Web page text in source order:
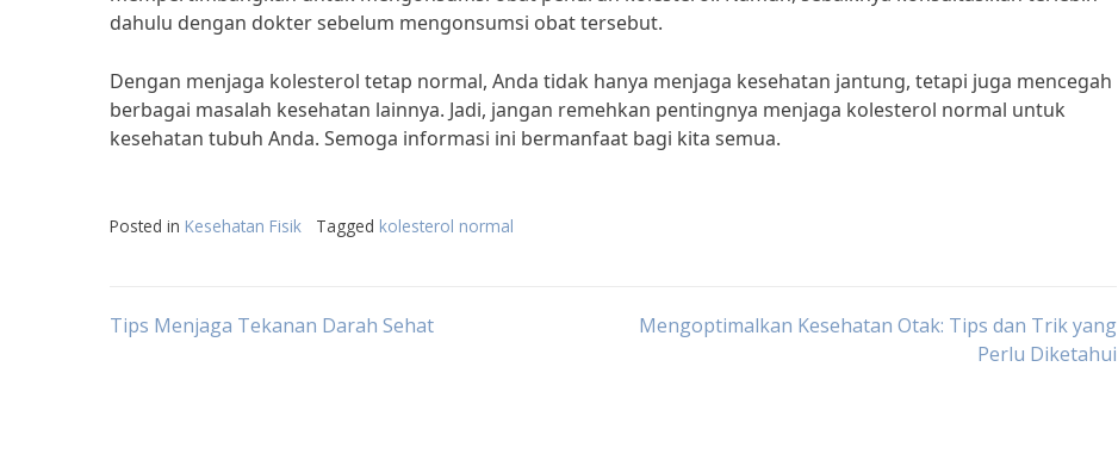
dahulu dengan dokter sebelum mengonsumsi obat tersebut.
Dengan menjaga kolesterol tetap normal, Anda tidak hanya menjaga kesehatan jantung, tetapi juga mencegah
berbagai masalah kesehatan lainnya. Jadi, jangan remehkan pentingnya menjaga kolesterol normal untuk
kesehatan tubuh Anda. Semoga informasi ini bermanfaat bagi kita semua.
Posted in Kesehatan Fisik Tagged kolesterol normal
Post
Tips Menjaga Tekanan Darah Sehat
Mengoptimalkan Kesehatan Otak: Tips dan Trik yang
Perlu Diketahui